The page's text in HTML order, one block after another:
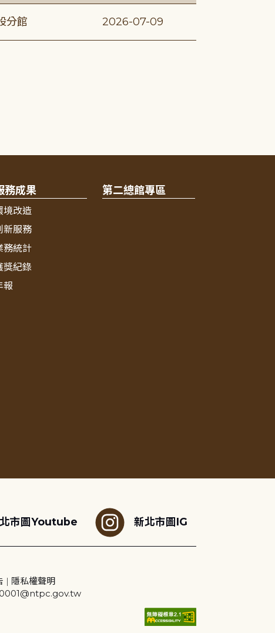
分館 2026-07-09
務成果
境改造
新服務
務統計
獎紀錄
報
第二總館專區
市圖Youtube 新北市圖IG
| 隱私權聲明